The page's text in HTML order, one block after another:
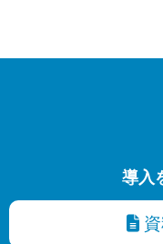
導入
資